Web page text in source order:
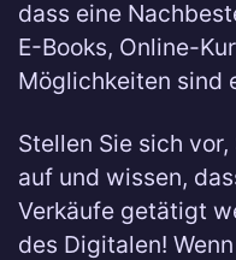
dass eine
E-Books, Online-
Möglichkeiten sind
Stellen Sie sich
auf und wissen,
Verkäufe getätigt
des Digitalen!